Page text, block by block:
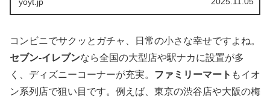
コンビニでサクッとガチャ、日常の小さな幸せですよね。
セブン-イレブンなら全国の大型店や駅ナカに設置が多
く、ディズニーコーナーが充実。 ファミリーマート もイオ
ン系列店で狙い目です。例えば、東京の渋谷店や大阪の梅